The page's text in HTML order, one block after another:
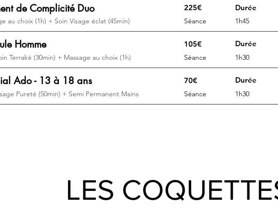
de Complicité Duo
au choix (1h) + Soin Visage éclat (45min)
225€ Durée
Séance 1h45
Homme
Terraké (30min) + Massage au choix (1h)
105€ Durée
Séance 1h30
Ado - 13 à 18 ans
Pureté (50min) + Semi Permanent Mains
70€ Durée
Séance 1h30
LES